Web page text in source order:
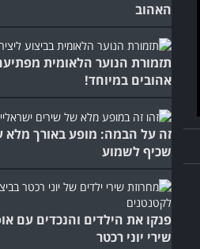
האהוב
תזמורת הנוער הלאומית
אהובים במיוחד!
זה על הבמה: מופע באורך מלא
שכיף לשמוע
פנקו את הילדים והנכדים עם
שירי יוני רכטר